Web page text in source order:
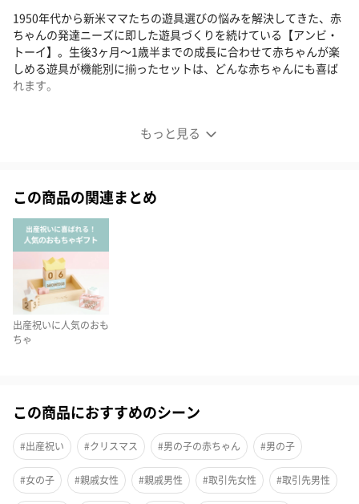
もっと見る
1950年代から新米ママたちの遊具選びの悩みを解決してきた、赤
ちゃんの発達ニーズに即した遊具づくりを続けている【アンビ・
トーイ】。生後3ヶ月～1歳半までの成長に合わせて赤ちゃんが楽
しめる遊具が機能別に揃ったセットは、どんな赤ちゃんにも喜ば
れます。
すべての赤ちゃんとママへ贈る遊具セット。
この商品の関連まとめ
出産祝いに人気のおも
ちゃ
この商品におすすめのシーン
#出産祝い #クリスマス #男の子の赤ちゃん #男の子
#女の子 #親戚女性 #親戚男性 #取引先女性 #取引先男性